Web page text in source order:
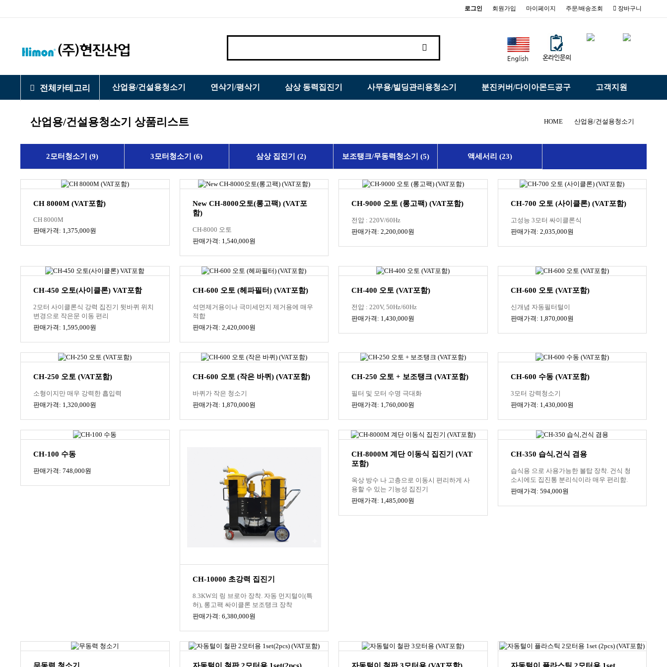
장바구니
주문/배송조회
마이페이지
회원가입
로그인
전체카테고리 산업용/건설용청소기 연삭기/평삭기 삼상 동력집진기 사무용/빌딩관리용청소기 분진커버/다이아몬드공구 고객지원
산업용/건설용청소기 상품리스트 HOME 산업용/건설용청소기
2모터청소기 (9) 3모터청소기 (6) 삼상 집진기 (2) 보조탱크/무동력청소기 (5) 액세서리 (23)
CH 8000M (VAT포함)
CH 8000M
판매가격: 1,375,000원
New CH-8000오토(롱고팩) (VAT포
함)
CH-8000 오토
판매가격: 1,540,000원
CH-9000 오토 (롱고팩) (VAT포함)
전압 : 220V/60Hz
판매가격: 2,200,000원
CH-700 오토 (사이클론) (VAT포함)
고성능 3모터 싸이클론식
판매가격: 2,035,000원
CH-450 오토(사이클론) VAT포함
2모터 사이클론식 강력 집진기 뒷바퀴 위치
변경으로 작은문 이동 편리
판매가격: 1,595,000원
CH-600 오토 (헤파필터) (VAT포함)
석면제거용이나 극미세먼지 제거용에 매우
적합
판매가격: 2,420,000원
CH-400 오토 (VAT포함)
전압 : 220V, 50Hz/60Hz
판매가격: 1,430,000원
CH-600 오토 (VAT포함)
신개념 자동필터털이
판매가격: 1,870,000원
CH-250 오토 (VAT포함)
소형이지만 매우 강력한 흡입력
판매가격: 1,320,000원
CH-600 오토 (작은 바퀴) (VAT포함)
바퀴가 작은 청소기
판매가격: 1,870,000원
CH-250 오토 + 보조탱크 (VAT포함)
필터 및 모터 수명 극대화
판매가격: 1,760,000원
CH-600 수동 (VAT포함)
3모터 강력청소기
판매가격: 1,430,000원
CH-100 수동
판매가격: 748,000원
CH-10000 초강력 집진기
8.3KW의 링 브로아 장착. 자동 먼지털이(특
허), 롱고팩 싸이클론 보조탱크 장착
판매가격: 6,380,000원
CH-8000M 계단 이동식 집진기 (VAT
포함)
옥상 방수 나 고층으로 이동시 편리하게 사
용할 수 있는 기능성 집진기
판매가격: 1,485,000원
CH-350 습식,건식 겸용
습식용 으로 사용가능한 볼탑 장착. 건식 청
소시에도 집진통 분리식이라 매우 편리함.
판매가격: 594,000원